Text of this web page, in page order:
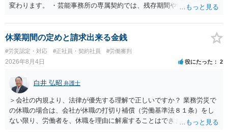
変わります。 ・芸能事務所の専属契約では、残存期間や報酬額、投下
務上よくあるからといって当然に適法という意味ではなく、実際の損
害との対応関係や合理性が重要です。 ・違約金に上限がなくても、常
に有効になるわけではありません。契約が労働契約に近い実態なら労
基法16条で無効となる余地があり、そうでなくても、金額が事務所の
損害と比べて過大なら無効や減額が争点になります。 ・契約前の修正
交渉は一般的です。 交渉の方向としては、上限額を設ける、実損害ベ
ースにする、算定根拠を明確化する、違約金ではなく「合理的な実
費・未回収費用のみ」に限定する、などが典型です。 ・弁護士に契約
前に契約書の内容をレビューしてもらう価値は十分にあると思われま
す。 争点は、契約類型が雇用か業務委託か、実態として労働者性があ
るか、解除事由が双方にどう定められているか、違約金の算定根拠が
休業期間の定めと請求出来る金銭
#労災認定・対応 #正社員・契約社員 #労働審判
2026年8月4日 役にたった 2
白井 弘昭 弁護士
＞会社の内規より、法律が優先する理解で正しいですか？ 業務労災で
の休職の場合は、会社が休職の打切り補償（労働基準法８１条）をし
ない限り、労働者を、休職を理由に解雇することはできません（労働